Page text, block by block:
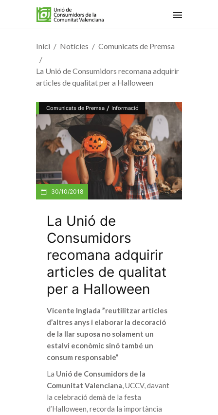
Inici Notícies Comunicats de Premsa
La Unió de Consumidors recomana adquirir
articles de qualitat per a Halloween
Comunicats de Premsa / Informació
30/10/2018
La Unió de
Consumidors
recomana adquirir
articles de qualitat
per a Halloween
Vicente Inglada ”reutilitzar articles
d’altres anys i elaborar la decoració
de la llar suposa no solament un
estalvi econòmic sinó també un
consum responsable”
La Unió de Consumidors de la
Comunitat Valenciana, UCCV, davant
la celebració demà de la festa
d’Halloween, recorda la importància